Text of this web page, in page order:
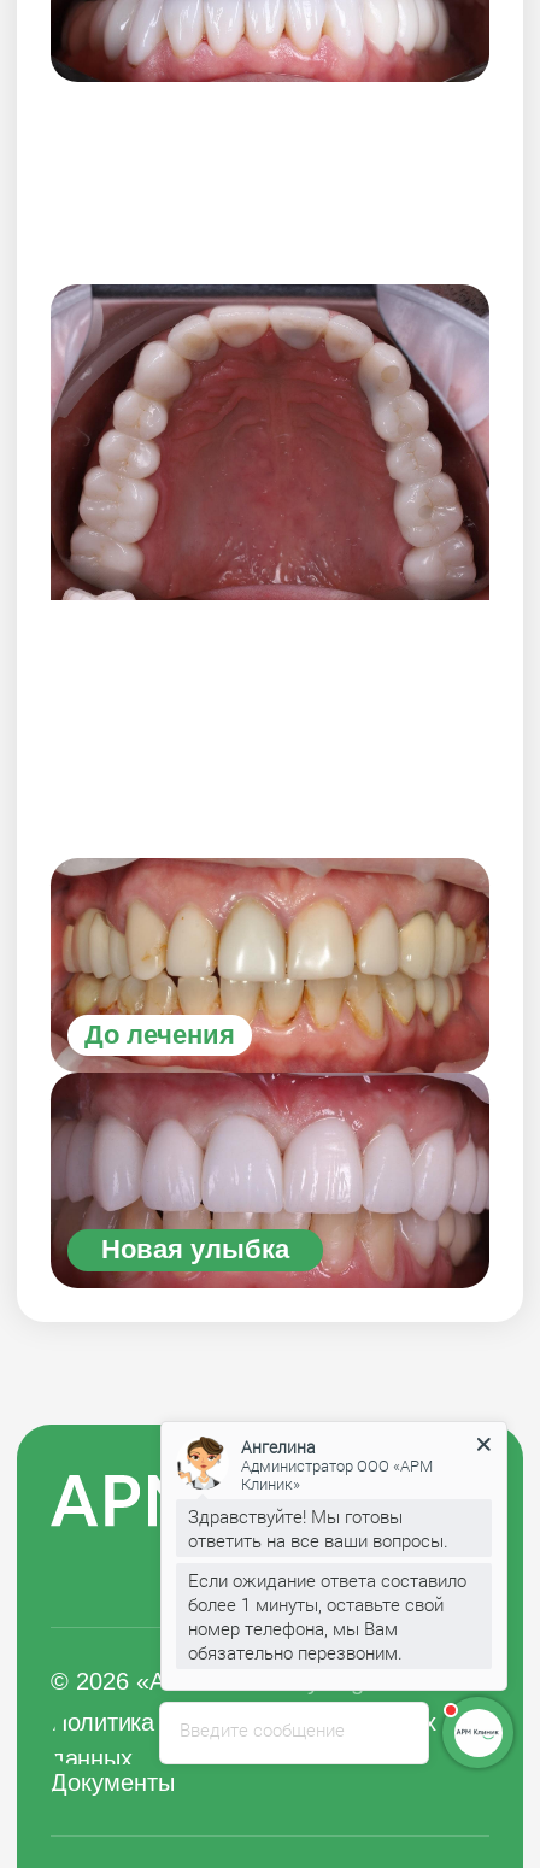
Введите сообщение
Ангелина
Администратор ООО «АРМ
Клиник»
Здравствуйте! Мы готовы
ответить на все ваши вопросы.
Если ожидание ответа составило
более 1 минуты, оставьте свой
номер телефона, мы Вам
обязательно перезвоним.